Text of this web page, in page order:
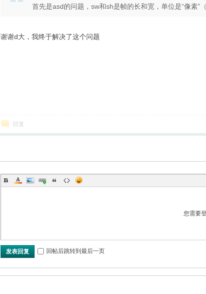
首先是asd的问题，sw和sh是帧的长和宽，单位是“像素
谢谢d大，我终于解决了这个问题
回复
您需要
发表回复 回帖后跳转到最后一页